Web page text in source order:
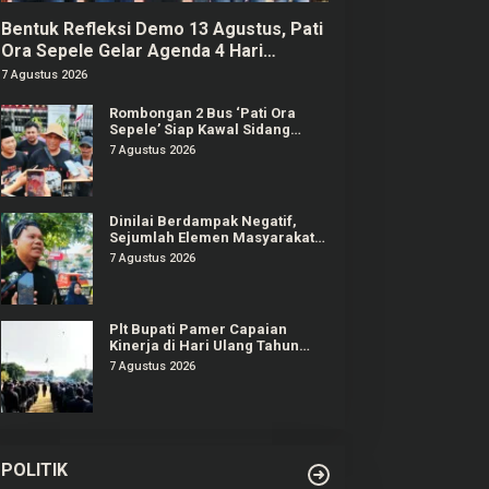
Bentuk Refleksi Demo 13 Agustus, Pati
Ora Sepele Gelar Agenda 4 Hari
Berturut-turut
7 Agustus 2026
Rombongan 2 Bus ‘Pati Ora
Sepele’ Siap Kawal Sidang
Sudewo Senin Mendatang
7 Agustus 2026
Dinilai Berdampak Negatif,
Sejumlah Elemen Masyarakat
Tayu Tolak Sound Horeg
7 Agustus 2026
Plt Bupati Pamer Capaian
Kinerja di Hari Ulang Tahun
Pati ke-703
7 Agustus 2026
POLITIK